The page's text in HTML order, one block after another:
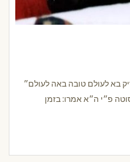
בא לעולם טובה באה לעולם״
פ״י ה״א אמרו: בזמן